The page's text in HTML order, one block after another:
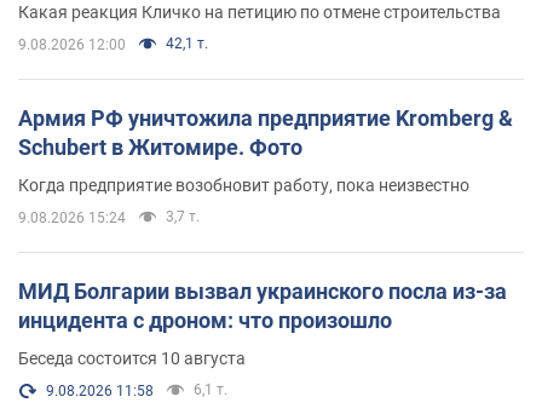
Какая реакция Кличко на петицию по отмене строительства
9.08.2026 12:00 42,1 т.
Армия РФ уничтожила предприятие Kromberg &
Schubert в Житомире. Фото
Когда предприятие возобновит работу, пока неизвестно
9.08.2026 15:24 3,7 т.
МИД Болгарии вызвал украинского посла из-за
инцидента с дроном: что произошло
Беседа состоится 10 августа
9.08.2026 11:58 6,1 т.